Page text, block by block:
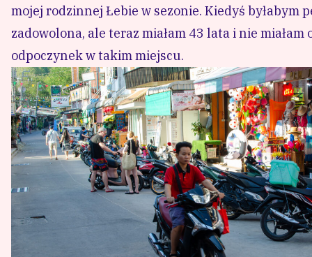
Główne miasteczko na wyspie jest chaotyczne i
Na drugi dzień wynajęłam skuter, który
znalazłam małą plażę Ao Chor z dwoma reagge
kocyk i weszłam do błękitnej wody, która
jestem na rajskiej wyspie i że tutaj mogę odpocząć.
Na Koh Samet spędziłam 5 dni. Codziennie
przypadła mi do gustu. Ostatniego dnia
najpiękniejsza plaża na wyspie i będąc na niej,
wypoczynek.